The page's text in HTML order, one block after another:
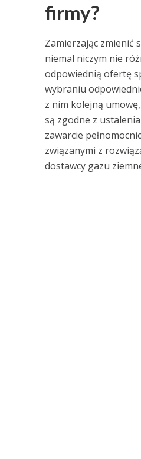
firmy?
Zamierzając zmienić
niemal niczym nie
odpowiednią ofertę
wybraniu
z nim kolejną
są zgodne z
zawarcie
związanymi z
dostawcy gazu